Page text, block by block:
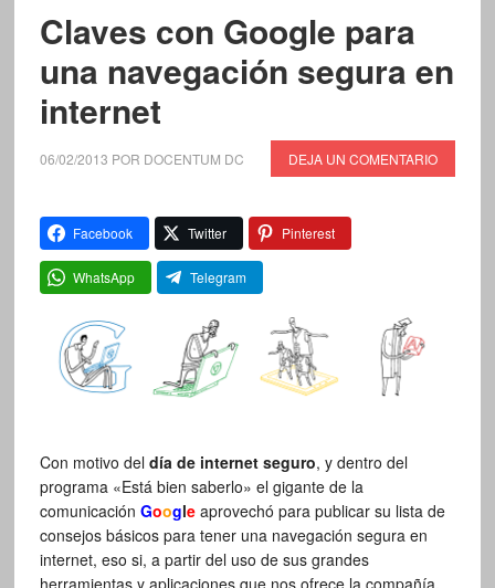
Claves con Google para
una navegación segura en
internet
06/02/2013 POR DOCENTUM DC DEJA UN COMENTARIO
Facebook Twitter Pinterest
WhatsApp Telegram
Con motivo del día de internet seguro, y dentro del
programa «Está bien saberlo» el gigante de la
comunicación Googleaprovechó para publicar su lista de
consejos básicos para tener una navegación segura en
internet, eso si, a partir del uso de sus grandes